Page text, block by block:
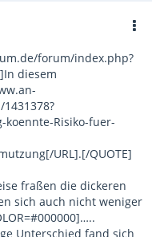
forum/index.php?
diesem
koennte-Risiko-fuer-
URL].[/QUOTE]
fraßen die dickeren
sich auch nicht weniger
Unterschied fand sich